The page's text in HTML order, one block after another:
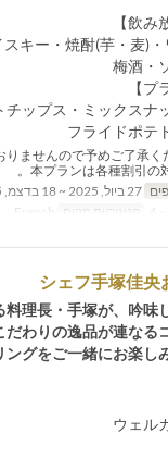
キー・焼酎(芋・麦)
梅酒・
チップス・ミックスナ
フライドポテ
本プランは各種割引の
קטגוריית מקום
シェフ手塚佳央
理⻑・⼿塚が、吟味
わりの逸品が連なる
グをご⼀緒にお楽しみ